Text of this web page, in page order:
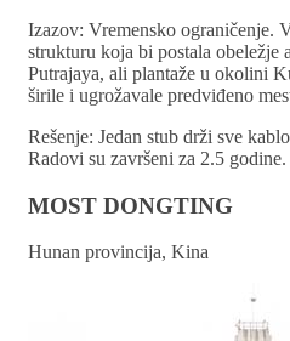
Izazov: Vremensko ograničenje.
strukturu koja bi postala obeležje
Putrajaya, ali plantaže u okolini
širile i ugrožavale predviđeno
Rešenje: Jedan stub drži sve
Radovi su završeni za 2.5 godine.
MOST DONGTING
Hunan provincija, Kina